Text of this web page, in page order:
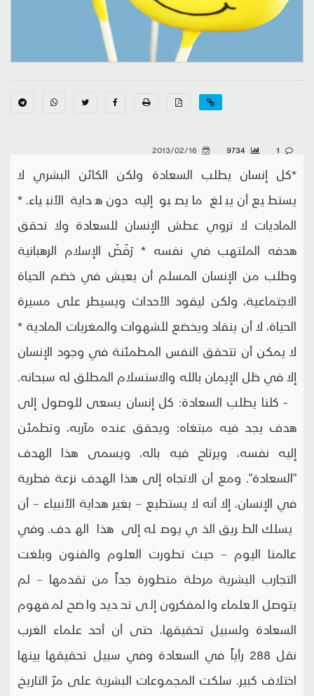
*كل إنسان يطلب السعادة ولكن الكائن البشري لا
يستطيع أن يبلغ ما يصبو إليه دون هداية الأنبياء. *
الماديات لا تروي عطش الإنسان للسعادة ولا تحقق
هدفه الملتهب في نفسه * رَفَضَ الإسلام الرهبانية
وطلب من الإنسان المسلم أن يعيش في خضم الحياة
الاجتماعية، ولكن ليقود الأحداث ويسيطر على مسيرة
الحياة، لا أن ينقاد ويخضع للشهوات والمغريات المادية *
لا يمكن أن تتحقق النفس المطمئنة في وجود الإنسان
إلا في ظل الإيمان بالله والاستسلام المطلق له سبحانه.
- كلنا يطلب السعادة: كل إنسان يسعى للوصول إلى
هدف يجد فيه مبتغاه: ويحقق عنده مآربه، وتطمئن
إليه نفسه، ويرتاح فيه باله، ويسمى هذا الهدف
"السعادة". ومع أن الاتجاه إلى هذا الهدف نزعة فطرية
في الإنسان، إلا أنه لا يستطيع – بغير هداية الأنبياء – أن
يسلك الطريق الذي يوصله إلى هذا الهدف. وفي
عالمنا اليوم – حيث تطورت العلوم والفنون وبلغت
التجارب البشرية مرحلة متطورة جداً من تقدمها – لم
يتوصل العلماء والمفكرون إلى تحديد واضح لمفهوم
السعادة ولسبيل تحقيقها، حتى أن أحد علماء الغرب
نقل 288 رأياً في السعادة وفي سبيل تحقيقها بينها
اختلاف كبير. سلكت المجموعات البشرية على مرّ التاريخ